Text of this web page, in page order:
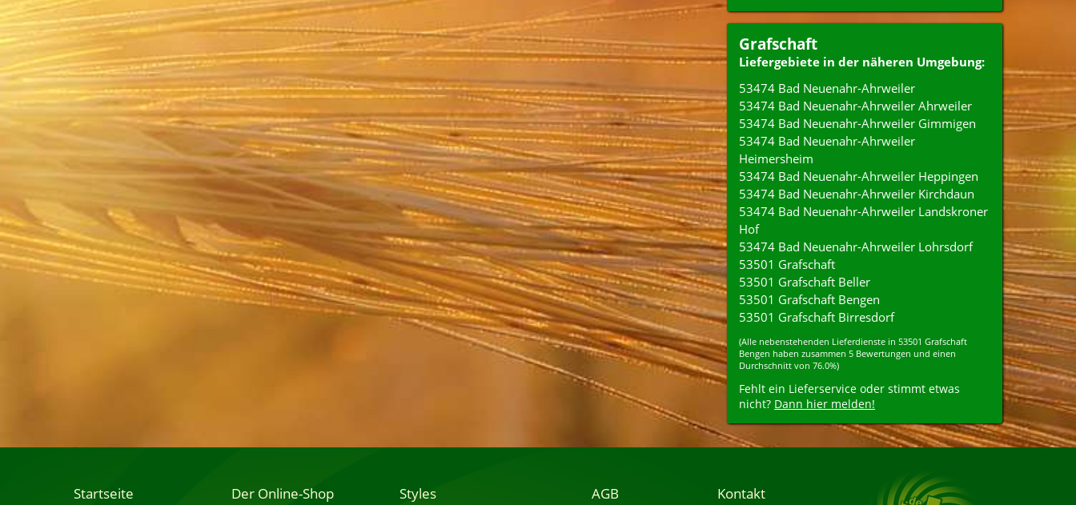
Grafschaft
Liefergebiete in der näheren Umgebung:
53474 Bad Neuenahr-Ahrweiler
53474 Bad Neuenahr-Ahrweiler Ahrweiler
53474 Bad Neuenahr-Ahrweiler Gimmigen
53474 Bad Neuenahr-Ahrweiler
Heimersheim
53474 Bad Neuenahr-Ahrweiler Heppingen
53474 Bad Neuenahr-Ahrweiler Kirchdaun
53474 Bad Neuenahr-Ahrweiler Landskroner
Hof
53474 Bad Neuenahr-Ahrweiler Lohrsdorf
53501 Grafschaft
53501 Grafschaft Beller
53501 Grafschaft Bengen
53501 Grafschaft Birresdorf
(Alle nebenstehenden Lieferdienste in 53501 Grafschaft
Bengen haben zusammen 5 Bewertungen und einen
Durchschnitt von 76.0%)
Fehlt ein Lieferservice oder stimmt etwas
nicht? Dann hier melden!
Startseite
Der Online-Shop
Styles
AGB
Kontakt